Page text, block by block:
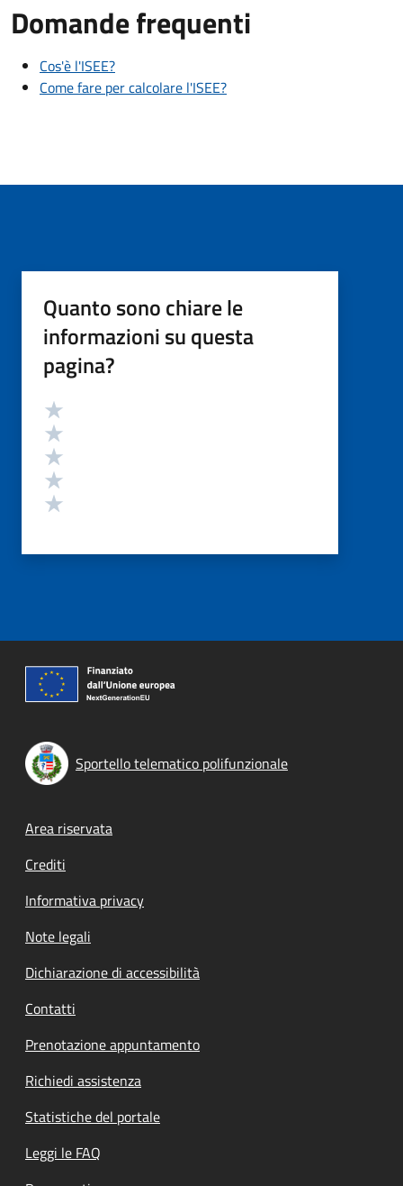
Domande frequenti
Cos'è l'ISEE?
Come fare per calcolare l'ISEE?
Quanto sono chiare le
informazioni su questa
pagina?
Valutazione
Sportello telematico polifunzionale
Footer menu
Area riservata
Crediti
Informativa privacy
Note legali
Dichiarazione di accessibilità
Contatti
Prenotazione appuntamento
Richiedi assistenza
Statistiche del portale
Leggi le FAQ